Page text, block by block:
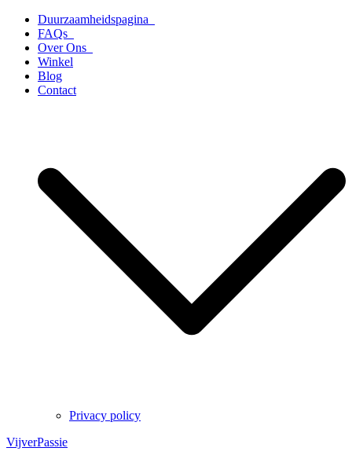
naar
inhoud
Duurzaamheidspagina
FAQs
Over Ons
Winkel
Blog
Contact
Privacy policy
VijverPassie